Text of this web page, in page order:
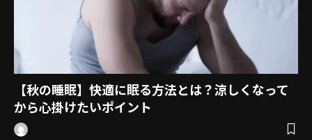
【秋の睡眠】快適に眠る方法とは？涼しくなって
から心掛けたいポイント